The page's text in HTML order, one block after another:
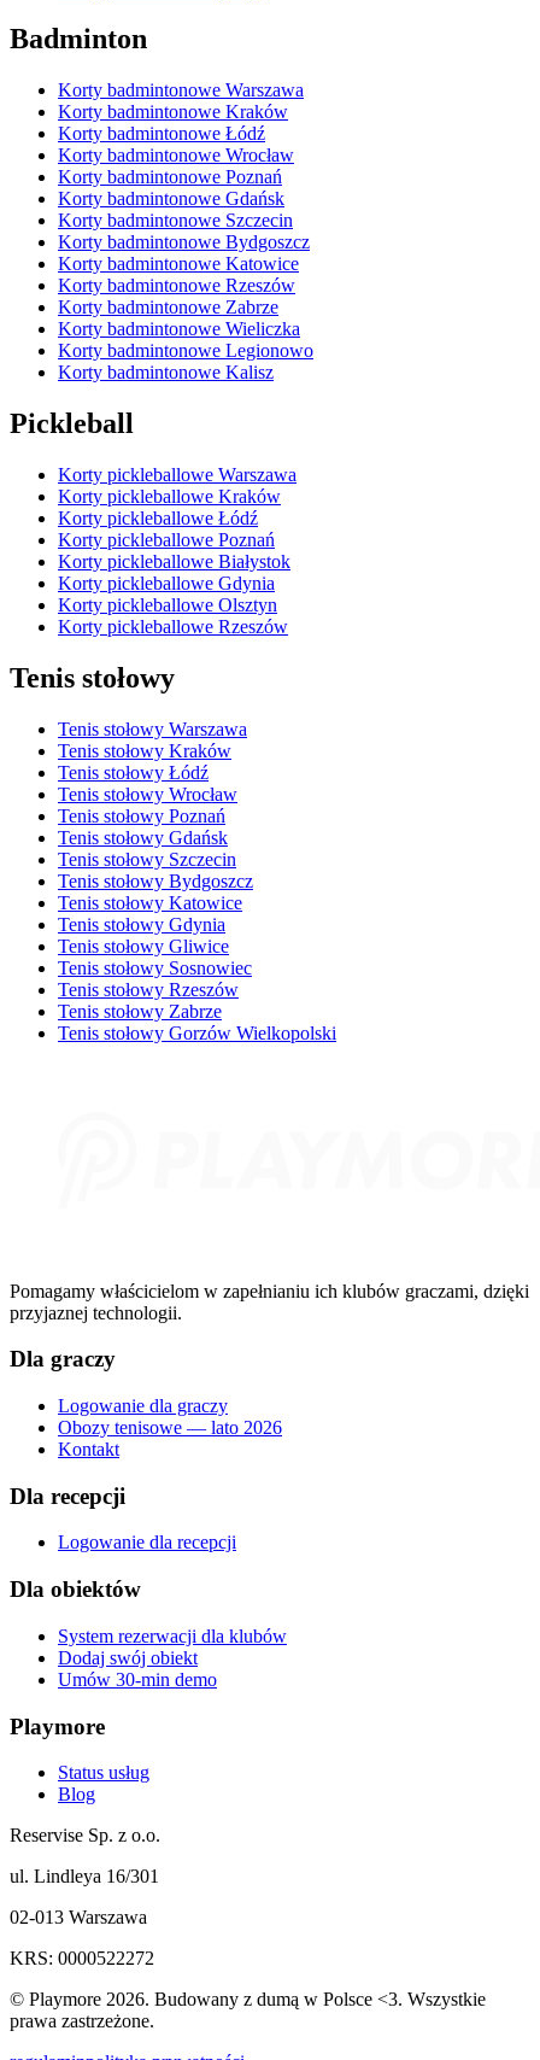
Badminton
Korty badmintonowe Warszawa
Korty badmintonowe Kraków
Korty badmintonowe Łódź
Korty badmintonowe Wrocław
Korty badmintonowe Poznań
Korty badmintonowe Gdańsk
Korty badmintonowe Szczecin
Korty badmintonowe Bydgoszcz
Korty badmintonowe Katowice
Korty badmintonowe Rzeszów
Korty badmintonowe Zabrze
Korty badmintonowe Wieliczka
Korty badmintonowe Legionowo
Korty badmintonowe Kalisz
Pickleball
Korty pickleballowe Warszawa
Korty pickleballowe Kraków
Korty pickleballowe Łódź
Korty pickleballowe Poznań
Korty pickleballowe Białystok
Korty pickleballowe Gdynia
Korty pickleballowe Olsztyn
Korty pickleballowe Rzeszów
Tenis stołowy
Tenis stołowy Warszawa
Tenis stołowy Kraków
Tenis stołowy Łódź
Tenis stołowy Wrocław
Tenis stołowy Poznań
Tenis stołowy Gdańsk
Tenis stołowy Szczecin
Tenis stołowy Bydgoszcz
Tenis stołowy Katowice
Tenis stołowy Gdynia
Tenis stołowy Gliwice
Tenis stołowy Sosnowiec
Tenis stołowy Rzeszów
Tenis stołowy Zabrze
Tenis stołowy Gorzów Wielkopolski
Pomagamy właścicielom w zapełnianiu ich klubów graczami, dzięki
przyjaznej technologii.
Dla graczy
Logowanie dla graczy
Obozy tenisowe — lato 2026
Kontakt
Dla recepcji
Logowanie dla recepcji
Dla obiektów
System rezerwacji dla klubów
Dodaj swój obiekt
Umów 30-min demo
Playmore
Status usług
Blog
Reservise Sp. z o.o.
ul. Lindleya 16/301
02-013 Warszawa
KRS: 0000522272
© Playmore 2026. Budowany z dumą w Polsce <3. Wszystkie
prawa zastrzeżone.